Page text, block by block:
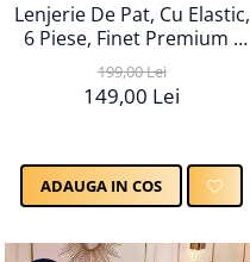
Lenjerie De Pat, Cu Elastic,
6 Piese, Finet Premium -
LPBF6PE46
199,00 Lei
149,00 Lei
ADAUGA IN COS